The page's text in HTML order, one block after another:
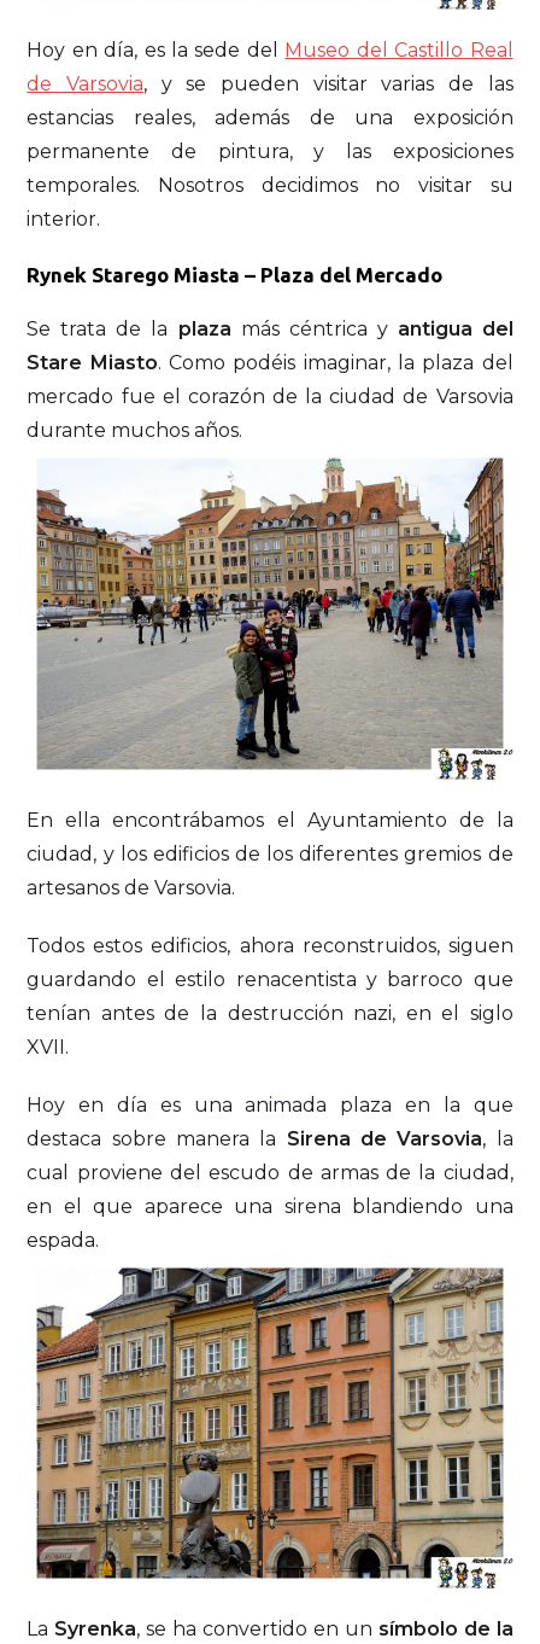
Hoy en día, es la sede del Museo del Castillo Real
de Varsovia, y se pueden visitar varias de las
estancias reales, además de una exposición
permanente de pintura, y las exposiciones
temporales. Nosotros decidimos no visitar su
interior.
Rynek Starego Miasta – Plaza del Mercado
Se trata de la plaza más céntrica y antigua del
Stare Miasto. Como podéis imaginar, la plaza del
mercado fue el corazón de la ciudad de Varsovia
durante muchos años.
En ella encontrábamos el Ayuntamiento de la
ciudad, y los edificios de los diferentes gremios de
artesanos de Varsovia.
Todos estos edificios, ahora reconstruidos, siguen
guardando el estilo renacentista y barroco que
tenían antes de la destrucción nazi, en el siglo
XVII.
Hoy en día es una animada plaza en la que
destaca sobre manera la Sirena de Varsovia, la
cual proviene del escudo de armas de la ciudad,
en el que aparece una sirena blandiendo una
espada.
La Syrenka, se ha convertido en un símbolo de la